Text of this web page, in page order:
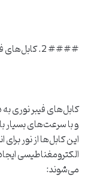
#### 2. کابل‌های فیبر نوری
کابل‌های فیبر نوری به
و با سرعت‌های بسیار
این کابل‌ها از نور
الکترومغناطیسی
می‌شوند: